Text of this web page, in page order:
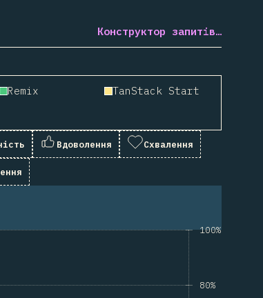
Конструктор запитів…
Remix
TanStack Start
Вдоволення Схвалення
80%
100%